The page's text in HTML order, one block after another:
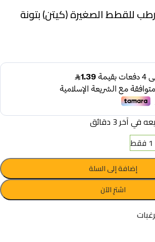
للقطط الصغيرة (كيتن) بتونة
آخر 3 دقائق
إضافة إلى السلة
اشترِ الآن